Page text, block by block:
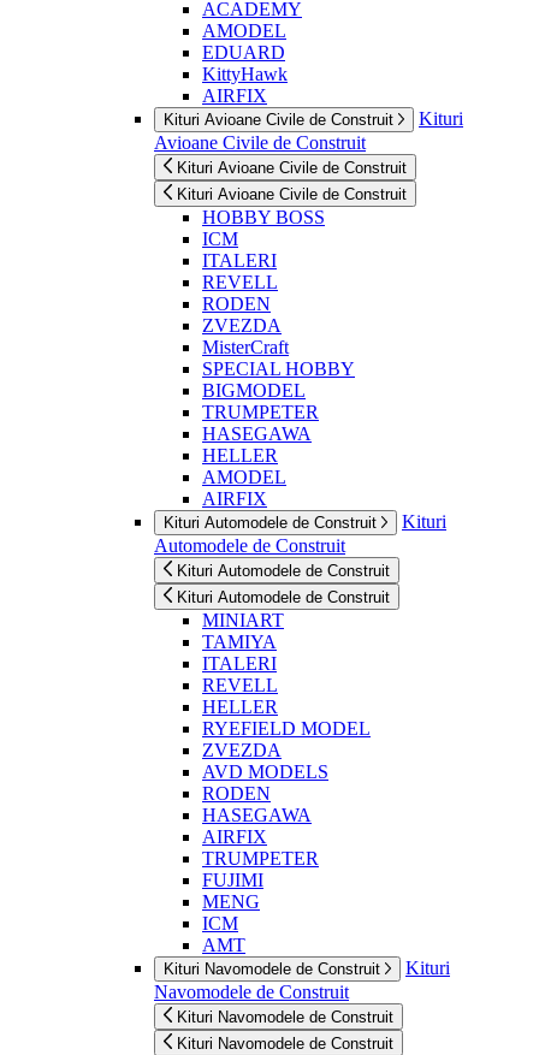
ACADEMY
AMODEL
EDUARD
KittyHawk
AIRFIX
Kituri Avioane Civile de Construit
Kituri
Avioane Civile de Construit
Kituri Avioane Civile de Construit
Kituri Avioane Civile de Construit
HOBBY BOSS
ICM
ITALERI
REVELL
RODEN
ZVEZDA
MisterCraft
SPECIAL HOBBY
BIGMODEL
TRUMPETER
HASEGAWA
HELLER
AMODEL
AIRFIX
Kituri Automodele de Construit
Kituri
Automodele de Construit
Kituri Automodele de Construit
Kituri Automodele de Construit
MINIART
TAMIYA
ITALERI
REVELL
HELLER
RYEFIELD MODEL
ZVEZDA
AVD MODELS
RODEN
HASEGAWA
AIRFIX
TRUMPETER
FUJIMI
MENG
ICM
AMT
Kituri Navomodele de Construit
Kituri
Navomodele de Construit
Kituri Navomodele de Construit
Kituri Navomodele de Construit